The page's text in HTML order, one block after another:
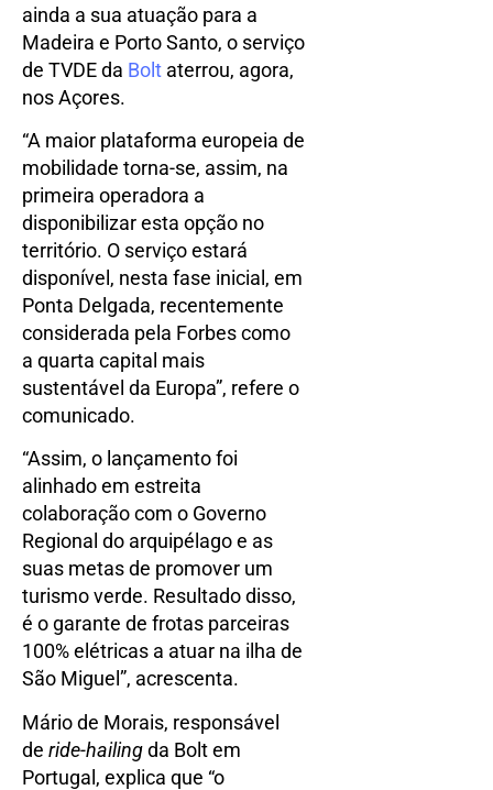
ainda a sua atuação para a
Madeira e Porto Santo, o serviço
de TVDE da Bolt aterrou, agora,
nos Açores.
“A maior plataforma europeia de
mobilidade torna-se, assim, na
primeira operadora a
disponibilizar esta opção no
território. O serviço estará
disponível, nesta fase inicial, em
Ponta Delgada, recentemente
considerada pela Forbes como
a quarta capital mais
sustentável da Europa”, refere o
comunicado.
“Assim, o lançamento foi
alinhado em estreita
colaboração com o Governo
Regional do arquipélago e as
suas metas de promover um
turismo verde. Resultado disso,
é o garante de frotas parceiras
100% elétricas a atuar na ilha de
São Miguel”, acrescenta.
Mário de Morais, responsável
de ride-hailingda Bolt em
Portugal, explica que “o